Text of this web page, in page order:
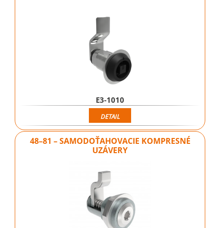
E3-1010
DETAIL
48–81 – SAMODOŤAHOVACIE KOMPRESNÉ
UZÁVERY